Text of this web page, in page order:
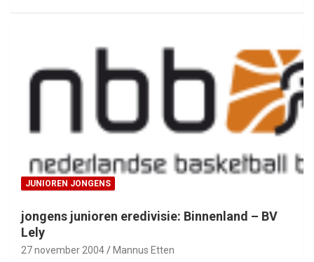
JUNIOREN JONGENS
jongens junioren eredivisie: Binnenland – BV
Lely
27 november 2004 Mannus Etten